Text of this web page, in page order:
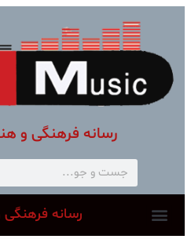
رسانه فرهنگی و
رسانه